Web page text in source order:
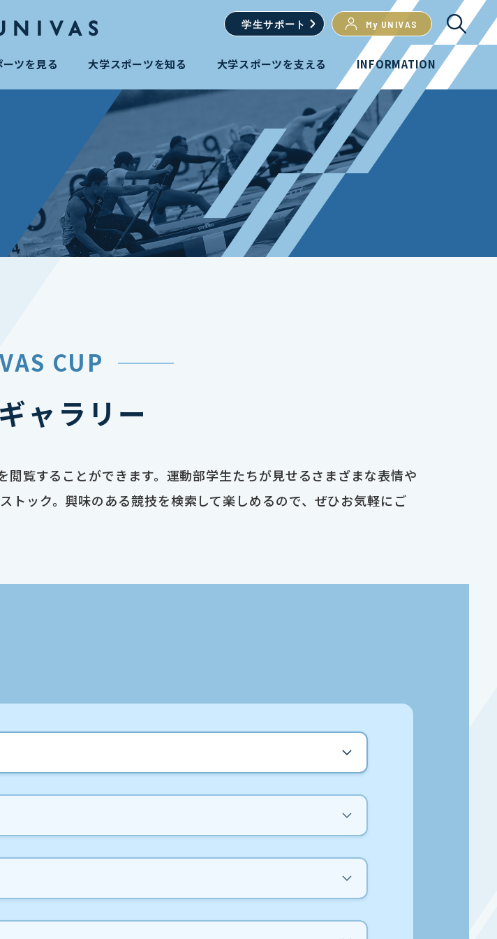
学生サポート My UNIVAS
ツを見る 大学スポーツを知る 大学スポーツを支える INFORMATION
CUP
ャラリー
覧することができます。運動部学生たちが見せるさまざまな表情や
ック。興味のある競技を検索して楽しめるので、ぜひお気軽にご